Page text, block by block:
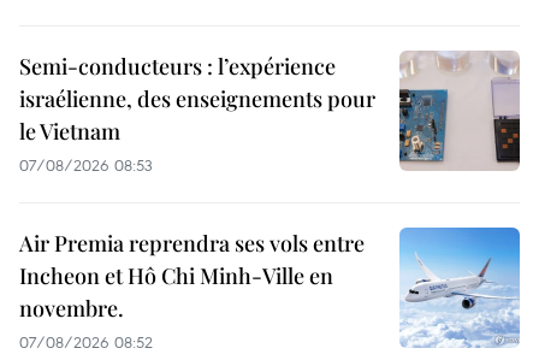
Semi-conducteurs : l’expérience
israélienne, des enseignements pour
le Vietnam
07/08/2026 08:53
Air Premia reprendra ses vols entre
Incheon et Hô Chi Minh-Ville en
novembre.
07/08/2026 08:52